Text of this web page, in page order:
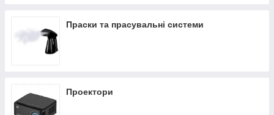
Праски та прасувальні системи
Проектори